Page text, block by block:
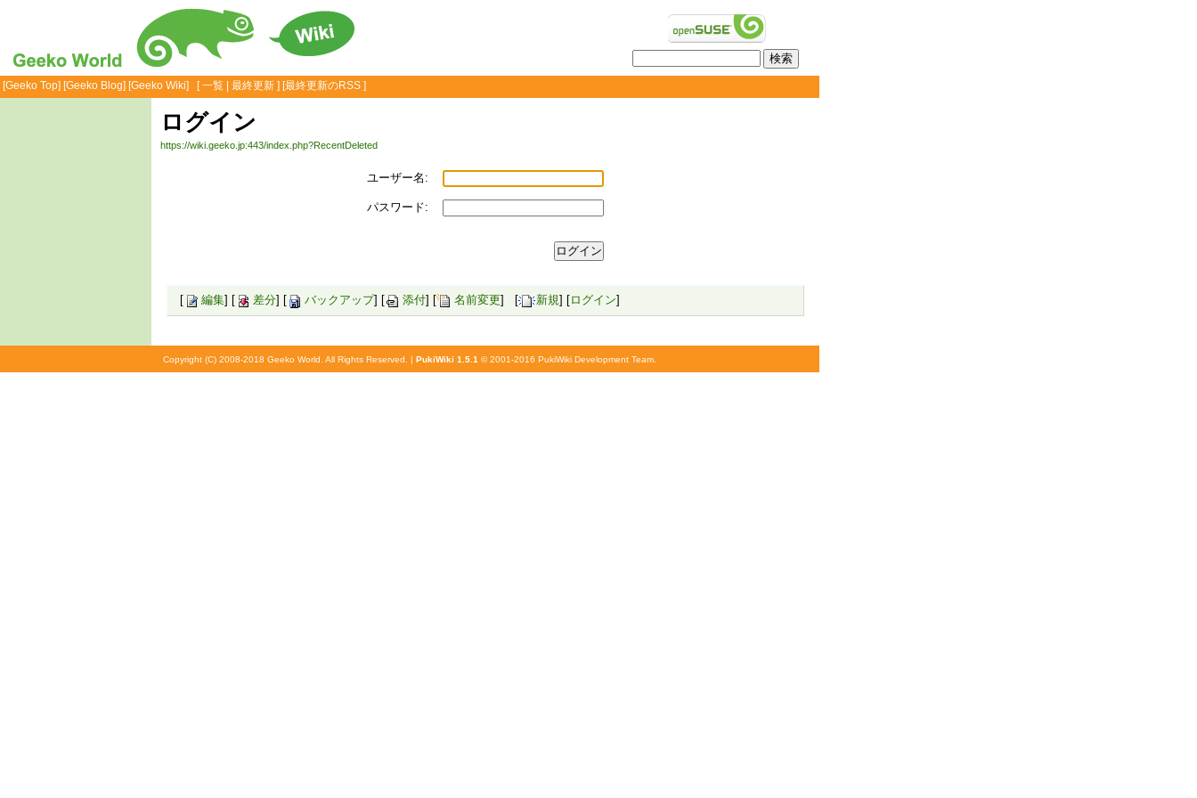
[Geeko Top] [Geeko Blog] [Geeko Wiki] [一覧 最終更新 ] [最終更新のRSS ]
ログイン
https://wiki.geeko.jp:443/index.php?RecentDeleted
ユーザー名:
パスワード:
[ 編集] [ 差分] [ バックアップ] [ 添付] [ 名前変更] [ 新規] [ログイン]
Copyright (C) 2008-2018 Geeko World. All Rights Reserved. | PukiWiki 1.5.1 © 2001-2016 PukiWiki Development Team